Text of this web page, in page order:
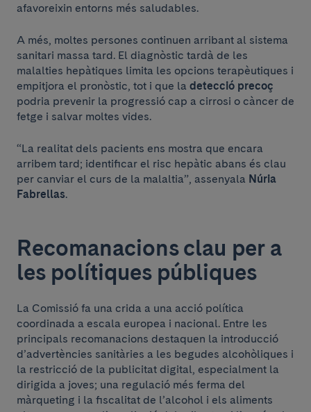
afavoreixin entorns més saludables.
A més, moltes persones continuen arribant al sistema
sanitari massa tard. El diagnòstic tardà de les
malalties hepàtiques limita les opcions terapèutiques i
empitjora el pronòstic, tot i que la detecció precoç
podria prevenir la progressió cap a cirrosi o càncer de
fetge i salvar moltes vides.
“La realitat dels pacients ens mostra que encara
arribem tard; identificar el risc hepàtic abans és clau
per canviar el curs de la malaltia”, assenyala Núria
Fabrellas.
Recomanacions clau per a
les polítiques públiques
La Comissió fa una crida a una acció política
coordinada a escala europea i nacional. Entre les
principals recomanacions destaquen la introducció
d’advertències sanitàries a les begudes alcohòliques i
la restricció de la publicitat digital, especialment la
dirigida a joves; una regulació més ferma del
màrqueting i la fiscalitat de l’alcohol i els aliments